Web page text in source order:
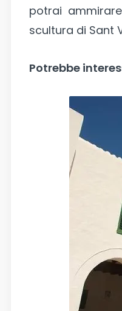
potrai
scultura di Sant
Potrebbe